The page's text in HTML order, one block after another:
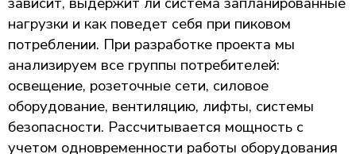
нагрузки и как поведет себя при пиковом
потреблении. При разработке проекта мы
анализируем все группы потребителей:
освещение, розеточные сети, силовое
оборудование, вентиляцию, лифты, системы
безопасности. Рассчитывается мощность с
учетом одновременности работы оборудования